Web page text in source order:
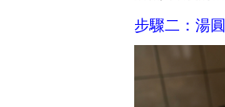
步驟二：湯